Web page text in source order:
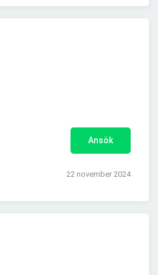
Ansök
22 november 2024